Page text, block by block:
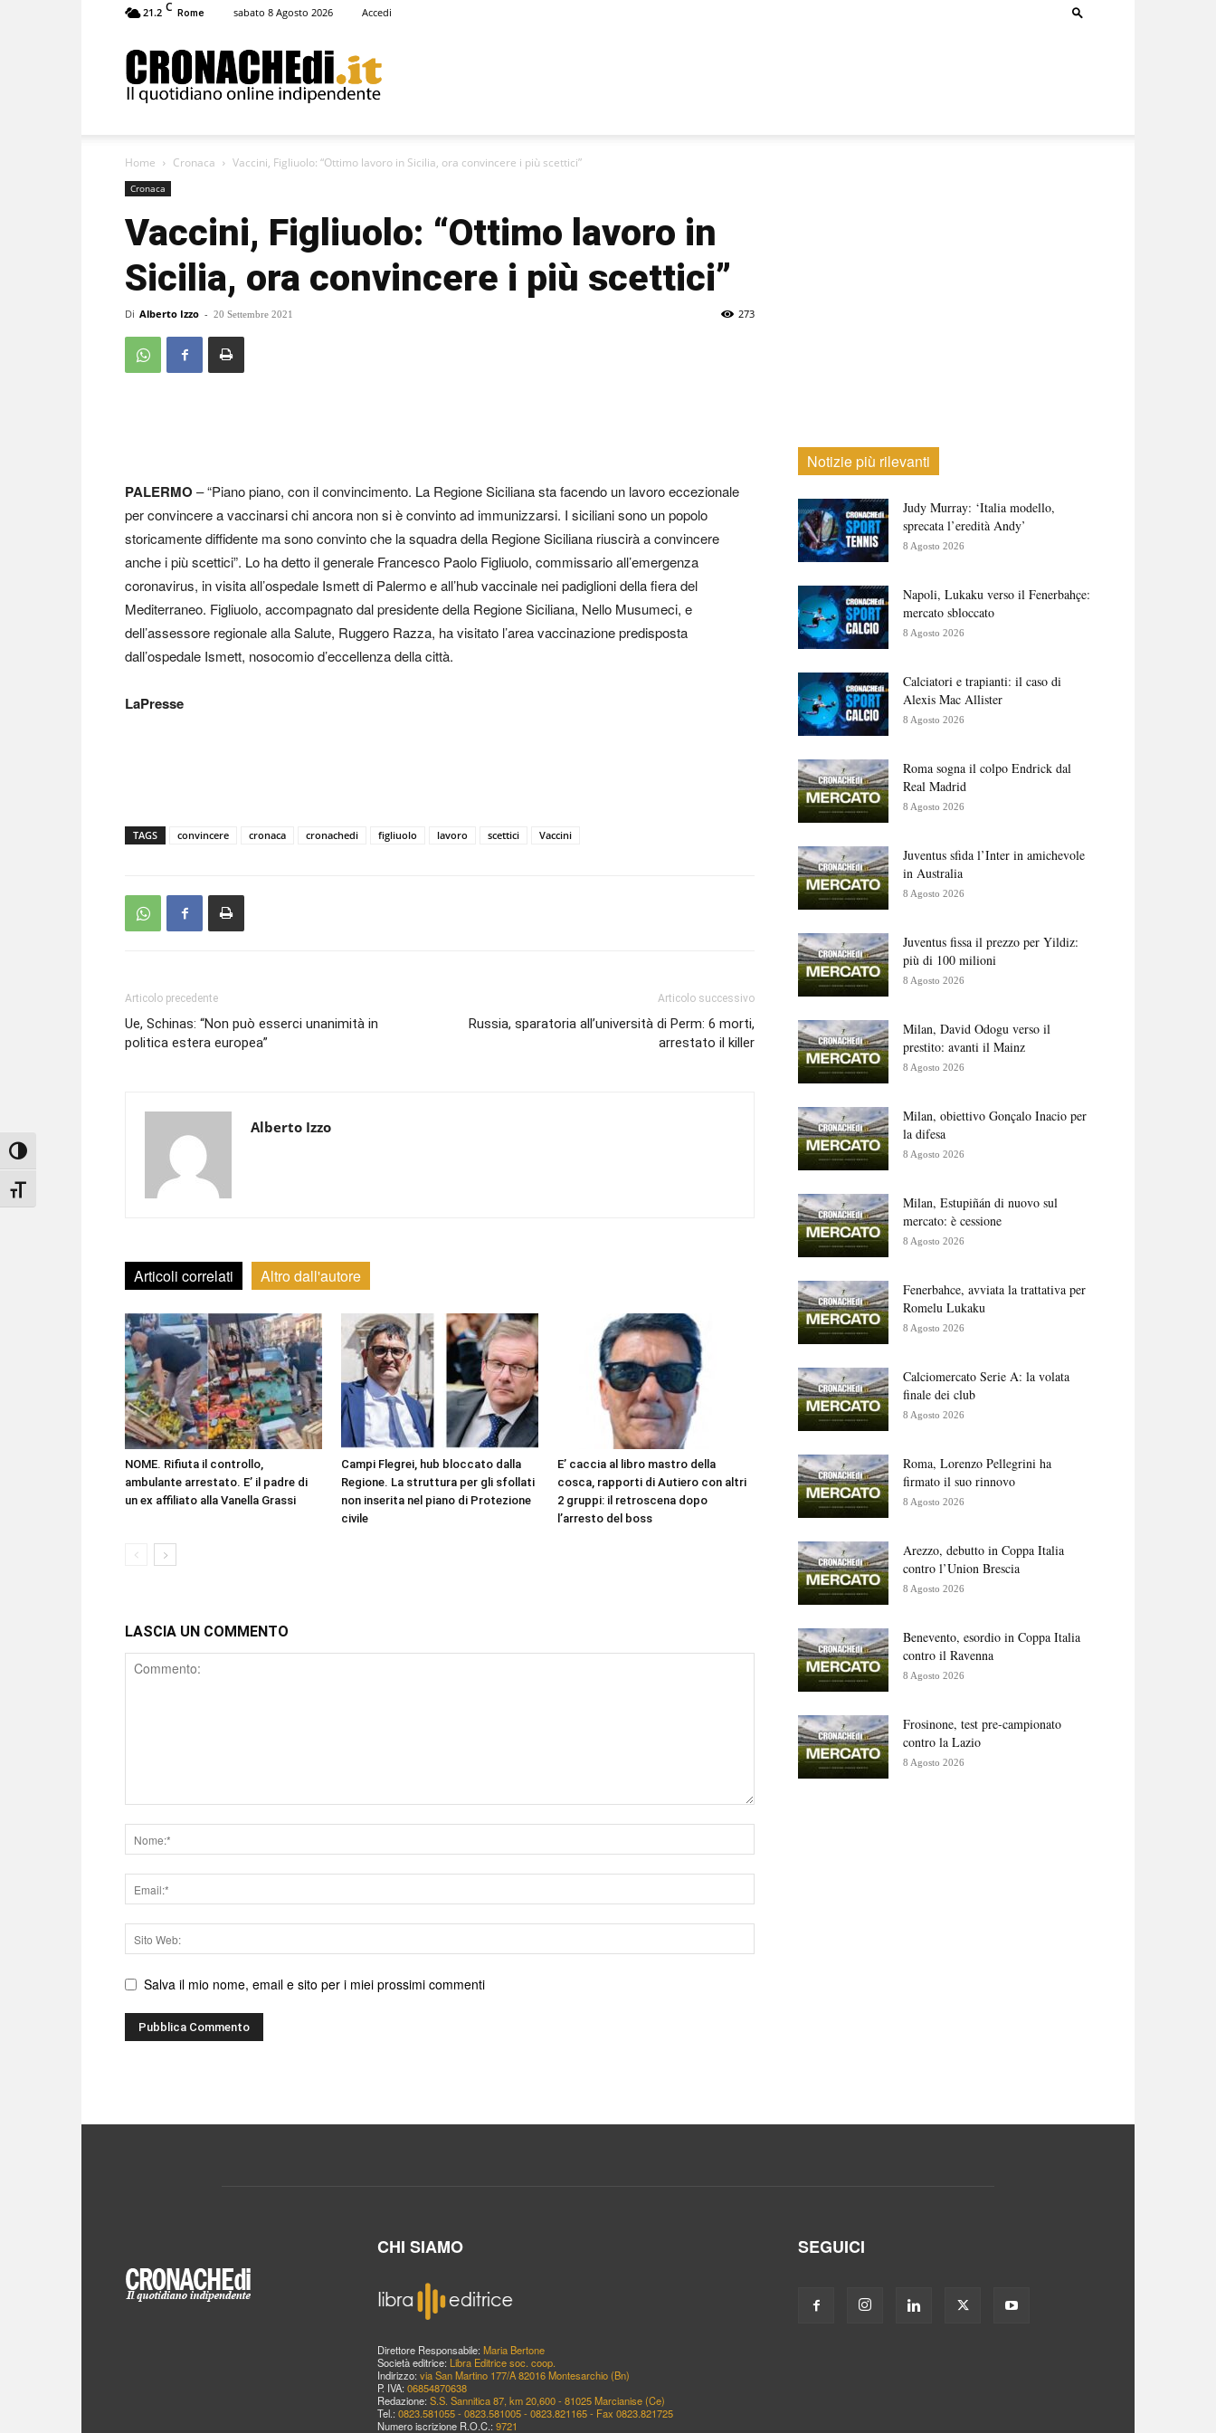
Attiva/disattiva alto contrasto
Attiva/disattiva dimensione testo
21.2 C Rome sabato 8 Agosto 2026 Accedi
Home Cronaca Vaccini, Figliuolo: “Ottimo lavoro in Sicilia, ora convincere i più scettici”
Cronaca
Vaccini, Figliuolo: “Ottimo lavoro in
Sicilia, ora convincere i più scettici”
Di Alberto Izzo - 20 Settembre 2021 273
PALERMO – “Piano piano, con il convincimento. La Regione Siciliana sta facendo un lavoro eccezionale
per convincere a vaccinarsi chi ancora non si è convinto ad immunizzarsi. I siciliani sono un popolo
storicamente diffidente ma sono convinto che la squadra della Regione Siciliana riuscirà a convincere
anche i più scettici”. Lo ha detto il generale Francesco Paolo Figliuolo, commissario all’emergenza
coronavirus, in visita all’ospedale Ismett di Palermo e all’hub vaccinale nei padiglioni della fiera del
Mediterraneo. Figliuolo, accompagnato dal presidente della Regione Siciliana, Nello Musumeci, e
dell’assessore regionale alla Salute, Ruggero Razza, ha visitato l’area vaccinazione predisposta
dall’ospedale Ismett, nosocomio d’eccellenza della città.
LaPresse
TAGS convincere cronaca cronachedi figliuolo lavoro scettici Vaccini
Articolo precedente
Ue, Schinas: “Non può esserci unanimità in
politica estera europea”
Articolo successivo
Russia, sparatoria all’università di Perm: 6 morti,
arrestato il killer
Alberto Izzo
Articoli correlati Altro dall'autore
NOME. Rifiuta il controllo,
ambulante arrestato. E’ il padre di
un ex affiliato alla Vanella Grassi
Campi Flegrei, hub bloccato dalla
Regione. La struttura per gli sfollati
non inserita nel piano di Protezione
civile
E’ caccia al libro mastro della
cosca, rapporti di Autiero con altri
2 gruppi: il retroscena dopo
l’arresto del boss
LASCIA UN COMMENTO
Comment
Nome
Email
Sito
web
Salva il mio nome, email e sito per i miei prossimi commenti
Notizie più rilevanti
Judy Murray: ‘Italia modello,
sprecata l’eredità Andy’
8 Agosto 2026
Napoli, Lukaku verso il Fenerbahçe:
mercato sbloccato
8 Agosto 2026
Calciatori e trapianti: il caso di
Alexis Mac Allister
8 Agosto 2026
Roma sogna il colpo Endrick dal
Real Madrid
8 Agosto 2026
Juventus sfida l’Inter in amichevole
in Australia
8 Agosto 2026
Juventus fissa il prezzo per Yildiz:
più di 100 milioni
8 Agosto 2026
Milan, David Odogu verso il
prestito: avanti il Mainz
8 Agosto 2026
Milan, obiettivo Gonçalo Inacio per
la difesa
8 Agosto 2026
Milan, Estupiñán di nuovo sul
mercato: è cessione
8 Agosto 2026
Fenerbahce, avviata la trattativa per
Romelu Lukaku
8 Agosto 2026
Calciomercato Serie A: la volata
finale dei club
8 Agosto 2026
Roma, Lorenzo Pellegrini ha
firmato il suo rinnovo
8 Agosto 2026
Arezzo, debutto in Coppa Italia
contro l’Union Brescia
8 Agosto 2026
Benevento, esordio in Coppa Italia
contro il Ravenna
8 Agosto 2026
Frosinone, test pre-campionato
contro la Lazio
8 Agosto 2026
CHI SIAMO
Direttore Responsabile: Maria Bertone
Società editrice: Libra Editrice soc. coop.
Indirizzo: via San Martino 177/A 82016 Montesarchio (Bn)
P. IVA: 06854870638
Redazione: S.S. Sannitica 87, km 20,600 - 81025 Marcianise (Ce)
Tel.: 0823.581055 - 0823.581005 - 0823.821165 - Fax 0823.821725
Numero iscrizione R.O.C.: 9721
SEGUICI